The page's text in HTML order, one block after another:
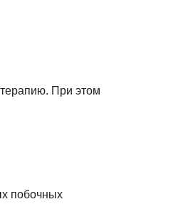
При этом
побочных